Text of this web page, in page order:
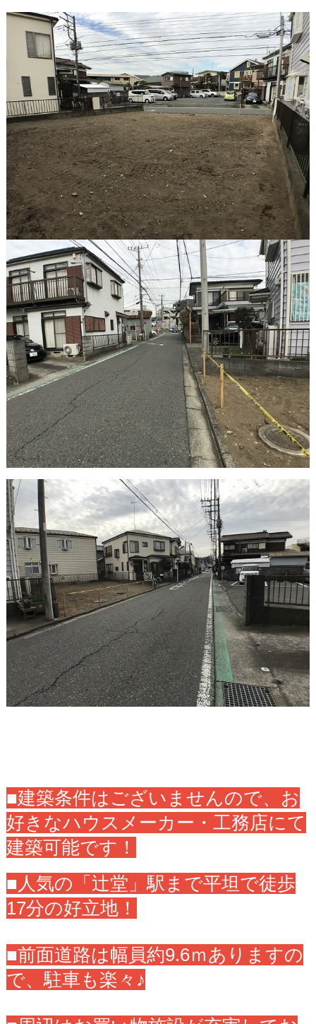
■建築条件はございませんので、お
好きなハウスメーカー・工務店にて
建築可能です！
■人気の「辻堂」駅まで平坦で徒歩
17分の好立地！
■前面道路は幅員約9.6ｍありますの
で、駐車も楽々♪